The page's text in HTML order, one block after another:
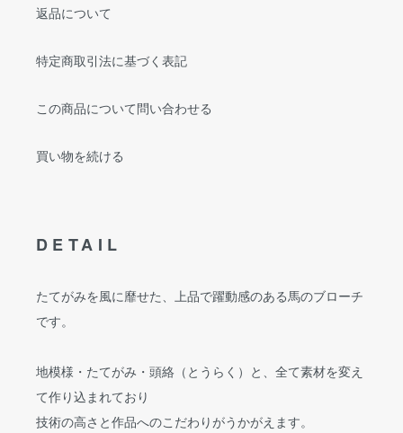
返品について
特定商取引法に基づく表記
この商品について問い合わせる
買い物を続ける
DETAIL
たてがみを風に靡せた、上品で躍動感のある馬のブローチ
です。
地模様・たてがみ・頭絡（とうらく）と、全て素材を変え
て作り込まれており
技術の高さと作品へのこだわりがうかがえます。